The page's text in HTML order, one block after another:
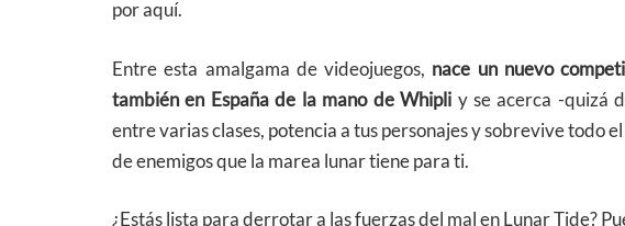
por aquí.
Entre esta amalgama de videojuegos, nace un nuevo
también en España de la mano de Whipli y se acerca -quizá
entre varias clases, potencia a tus personajes y sobrevive todo
de enemigos que la marea lunar tiene para ti.
¿Estás lista para derrotar a las fuerzas del mal en Lunar Tide?